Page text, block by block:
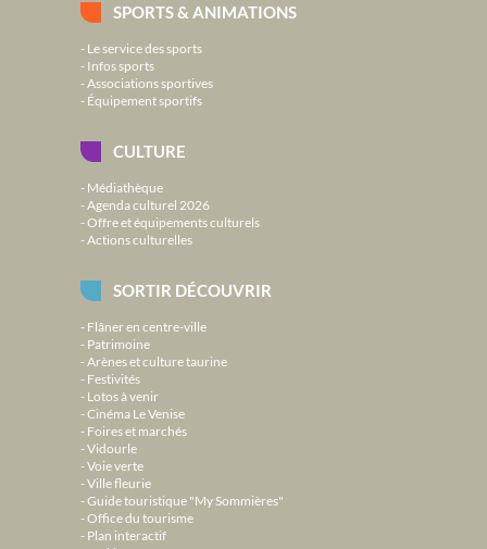
SPORTS & ANIMATIONS
Le service des sports
Infos sports
Associations sportives
Équipement sportifs
CULTURE
Médiathèque
Agenda culturel 2026
Offre et équipements culturels
Actions culturelles
SORTIR DÉCOUVRIR
Flâner en centre-ville
Patrimoine
Arènes et culture taurine
Festivités
Lotos à venir
Cinéma Le Venise
Foires et marchés
Vidourle
Voie verte
Ville fleurie
Guide touristique "My Sommières"
Office du tourisme
Plan interactif